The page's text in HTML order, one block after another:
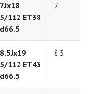
7Jx18
5/112 ET38
d66.5
7
8.5Jx19
5/112 ET43
d66.5
8.5